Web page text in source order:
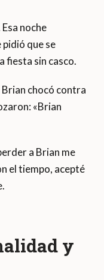
noche
pidió que se
fiesta sin casco.
Brian chocó contra
«Brian
a Brian me
el tiempo, acepté
y